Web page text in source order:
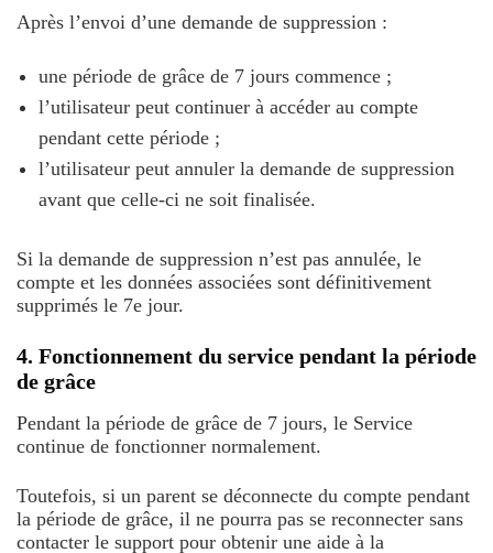
Après l’envoi d’une demande de suppression :
une période de grâce de 7 jours commence ;
l’utilisateur peut continuer à accéder au compte
pendant cette période ;
l’utilisateur peut annuler la demande de suppression
avant que celle-ci ne soit finalisée.
Si la demande de suppression n’est pas annulée, le
compte et les données associées sont définitivement
supprimés le 7e jour.
4. Fonctionnement du service pendant la période
de grâce
Pendant la période de grâce de 7 jours, le Service
continue de fonctionner normalement.
Toutefois, si un parent se déconnecte du compte pendant
la période de grâce, il ne pourra pas se reconnecter sans
contacter le support pour obtenir une aide à la